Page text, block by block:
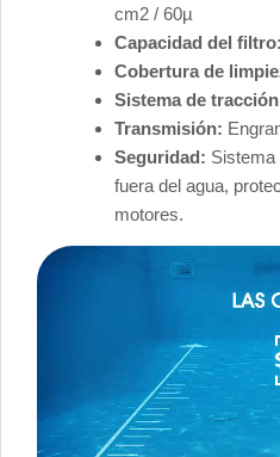
cm2 / 60µ
Capacidad del filtro:
Cobertura de
Sistema de
Transmisión:
Seguridad: Sistema
fuera del agua,
motores.